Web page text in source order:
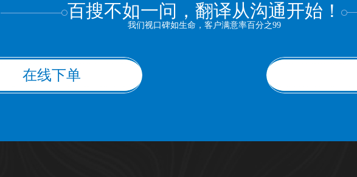
百搜不如一问，翻译从沟通开始！
我们视口碑如生命，客户满意率百分之99
在线下单